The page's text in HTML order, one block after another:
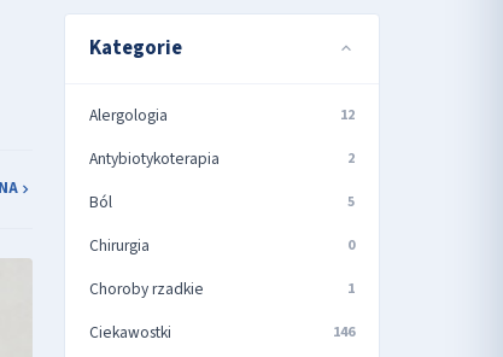
Kategorie
Alergologia 12
Antybiotykoterapia 2
Ból 5
Chirurgia 0
Choroby rzadkie 1
Ciekawostki 146